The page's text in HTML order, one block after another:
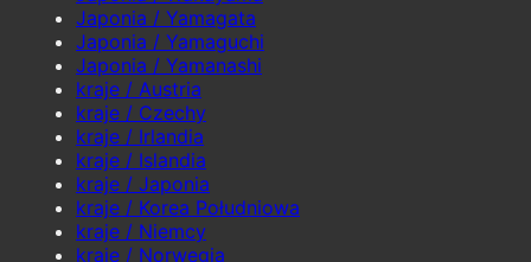
Japonia / Yamagata
Japonia / Yamaguchi
Japonia / Yamanashi
kraje / Austria
kraje / Czechy
kraje / Irlandia
kraje / Islandia
kraje / Japonia
kraje / Korea Południowa
kraje / Niemcy
kraje / Norwegia